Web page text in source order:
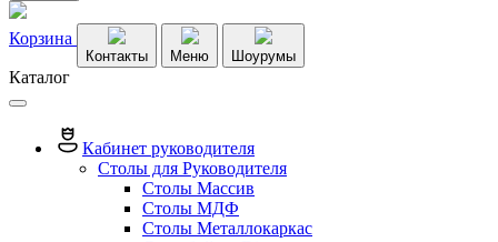
Корзина
Контакты Меню Шоурумы
Каталог
Кабинет руководителя
Столы для Руководителя
Столы Массив
Столы МДФ
Столы Металлокаркас